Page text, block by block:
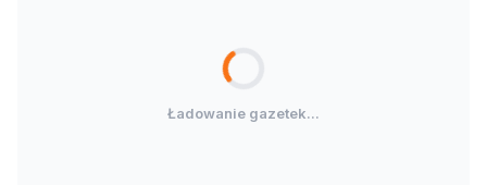
Ładowanie gazetek...